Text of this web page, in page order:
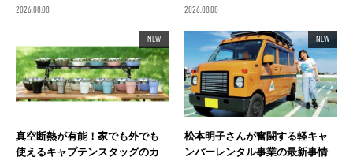
2026.08.08 2026.08.08
NEW
真空断熱が有能！家でも外でも
使えるキャプテンスタッグのカ
NEW
松本明子さんが奮闘する軽キャ
ンパーレンタル事業の最新事情